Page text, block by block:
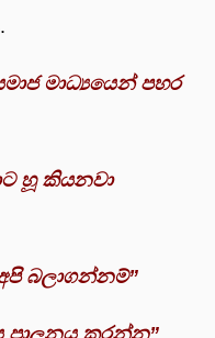
මාධ්‍යයෙන් පහර
හූ කියනවා
බලාගන්නම්”